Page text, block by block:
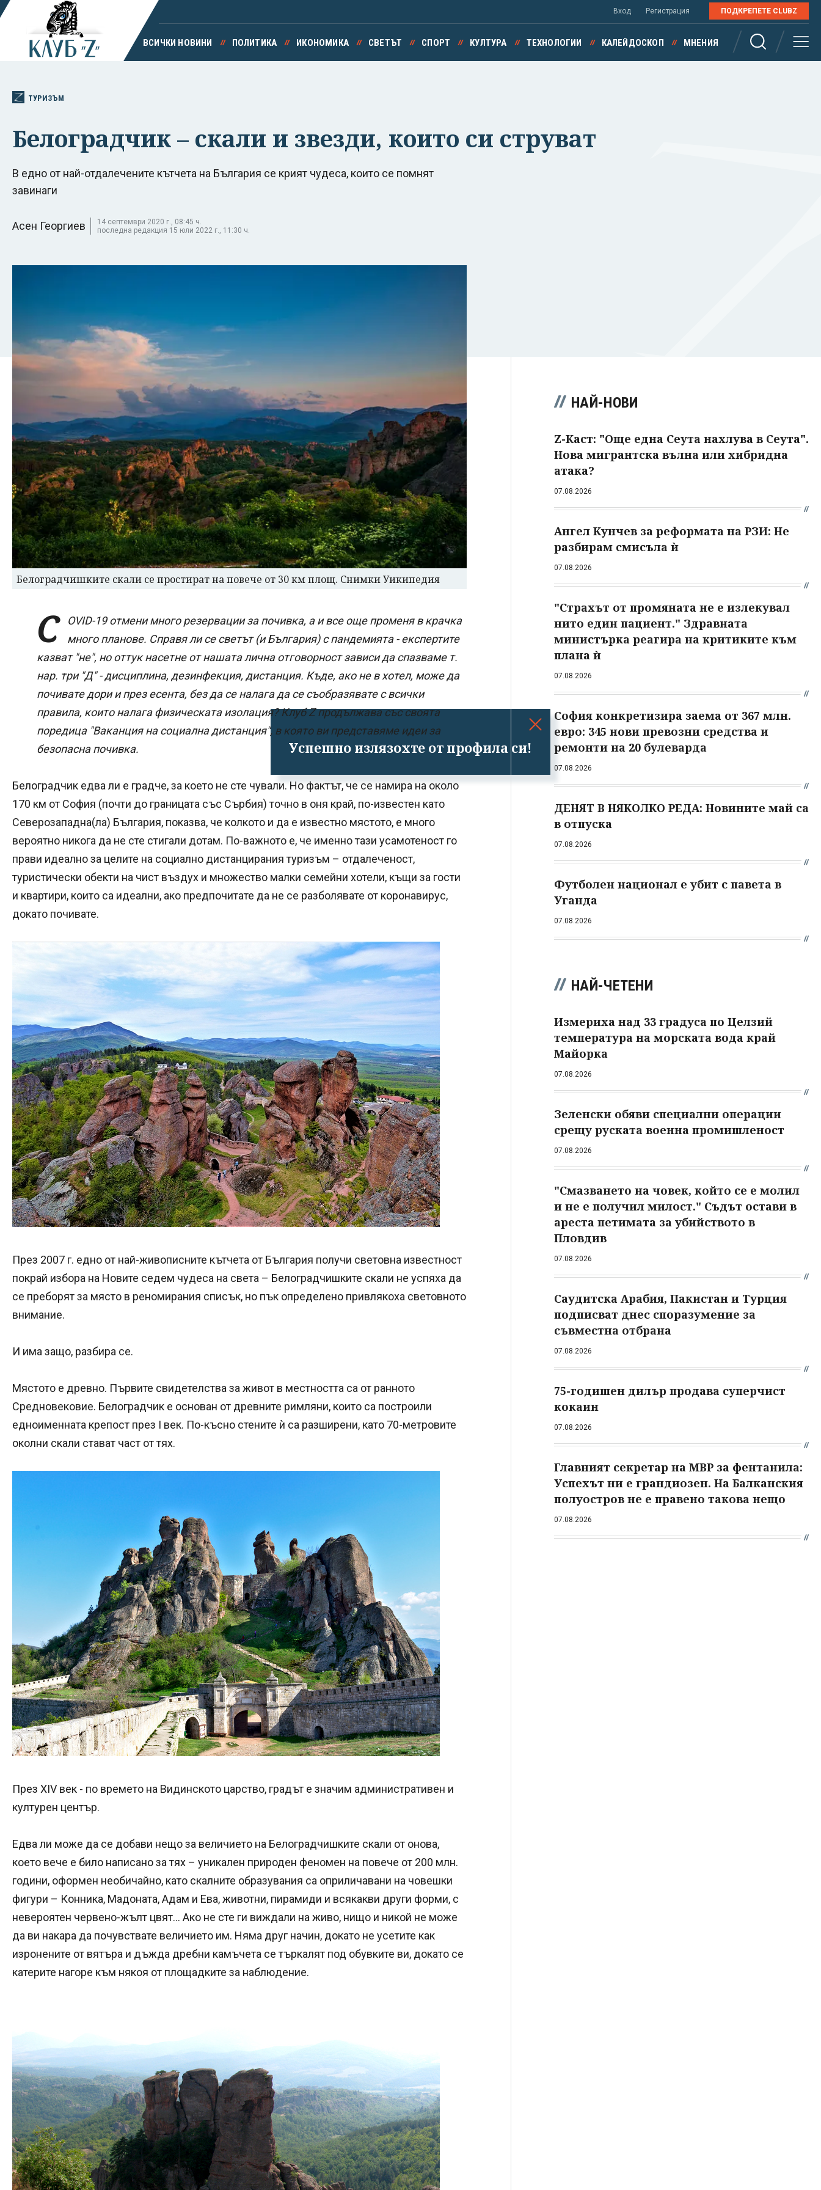
Успешно излязохте от профила си!
Вход Регистрация ПОДКРЕПЕТЕ CLUBZ
ВСИЧКИ НОВИНИ ПОЛИТИКА ИКОНОМИКА СВЕТЪТ СПОРТ КУЛТУРА ТЕХНОЛОГИИ КАЛЕЙДОСКОП МНЕНИЯ
ТУРИЗЪМ
Белоградчик – скали и звезди, които си струват
В едно от най-отдалечените кътчета на България се крият чудеса, които се помнят
завинаги
Асен Георгиев
14 септември 2020 г., 08:45 ч.
последна редакция 15 юли 2022 г., 11:30 ч.
Белоградчишките скали се простират на повече от 30 км площ. Снимки Уикипедия
C
OVID-19 отмени много резервации за почивка, а и все още променя в крачка
много планове. Справя ли се светът (и България) с пандемията - експертите
казват "не", но оттук насетне от нашата лична отговорност зависи да спазваме т.
нар. три "Д" - дисциплина, дезинфекция, дистанция. Къде, ако не в хотел, може да
почивате дори и през есента, без да се налага да се съобразявате с всички
правила, които налага физическата изолация? Клуб Z продължава със своята
поредица "Ваканция на социална дистанция", в която ви представяме идеи за
безопасна почивка.
Белоградчик едва ли е градче, за което не сте чували. Но фактът, че се намира на около
170 км от София (почти до границата със Сърбия) точно в оня край, по-известен като
Северозападна(ла) България, показва, че колкото и да е известно мястото, е много
вероятно никога да не сте стигали дотам. По-важното е, че именно тази усамотеност го
прави идеално за целите на социално дистанцирания туризъм – отдалеченост,
туристически обекти на чист въздух и множество малки семейни хотели, къщи за гости
и квартири, които са идеални, ако предпочитате да не се разболявате от коронавирус,
докато почивате.
През 2007 г. едно от най-живописните кътчета от България получи световна известност
покрай избора на Новите седем чудеса на света – Белоградчишките скали не успяха да
се преборят за място в реномирания списък, но пък определено привлякоха световното
внимание.
И има защо, разбира се.
Мястото е древно. Първите свидетелства за живот в местността са от ранното
Средновековие. Белоградчик е основан от древните римляни, които са построили
едноименната крепост през I век. По-късно стените ѝ са разширени, като 70-метровите
околни скали стават част от тях.
През XIV век - по времето на Видинското царство, градът е значим административен и
културен център.
Едва ли може да се добави нещо за величието на Белоградчишките скали от онова,
което вече е било написано за тях – уникален природен феномен на повече от 200 млн.
години, оформен необичайно, като скалните образувания са оприличавани на човешки
фигури – Конника, Мадоната, Адам и Ева, животни, пирамиди и всякакви други форми, с
невероятен червено-жълт цвят... Ако не сте ги виждали на живо, нищо и никой не може
да ви накара да почувствате величието им. Няма друг начин, докато не усетите как
изронените от вятъра и дъжда дребни камъчета се търкалят под обувките ви, докато се
катерите нагоре към някоя от площадките за наблюдение.
НАЙ-НОВИ
Z-Каст: "Още една Сеута нахлува в Сеута".
Нова мигрантска вълна или хибридна
атака?
07.08.2026
Ангел Кунчев за реформата на РЗИ: Не
разбирам смисъла ѝ
07.08.2026
"Страхът от промяната не е излекувал
нито един пациент." Здравната
министърка реагира на критиките към
плана ѝ
07.08.2026
София конкретизира заема от 367 млн.
евро: 345 нови превозни средства и
ремонти на 20 булеварда
07.08.2026
ДЕНЯТ В НЯКОЛКО РЕДА: Новините май са
в отпуска
07.08.2026
Футболен национал е убит с павета в
Уганда
07.08.2026
НАЙ-ЧЕТЕНИ
Измериха над 33 градуса по Целзий
температура на морската вода край
Майорка
07.08.2026
Зеленски обяви специални операции
срещу руската военна промишленост
07.08.2026
"Смазването на човек, който се е молил
и не е получил милост." Съдът остави в
ареста петимата за убийството в
Пловдив
07.08.2026
Саудитска Арабия, Пакистан и Турция
подписват днес споразумение за
съвместна отбрана
07.08.2026
75-годишен дилър продава суперчист
кокаин
07.08.2026
Главният секретар на МВР за фентанила:
Успехът ни е грандиозен. На Балканския
полуостров не е правено такова нещо
07.08.2026